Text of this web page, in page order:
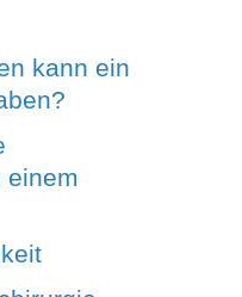
kann ein
einem